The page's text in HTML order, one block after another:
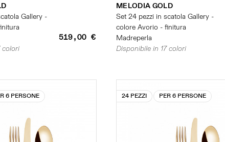
Gallery -
519,00 €
colori
MELODIA GOLD
Set 24 pezzi in scatola Gallery -
colore Avorio - finitura
Madreperla
Disponibile in 17 colori
6 PERSONE 24 PEZZI PER 6 PERSONE